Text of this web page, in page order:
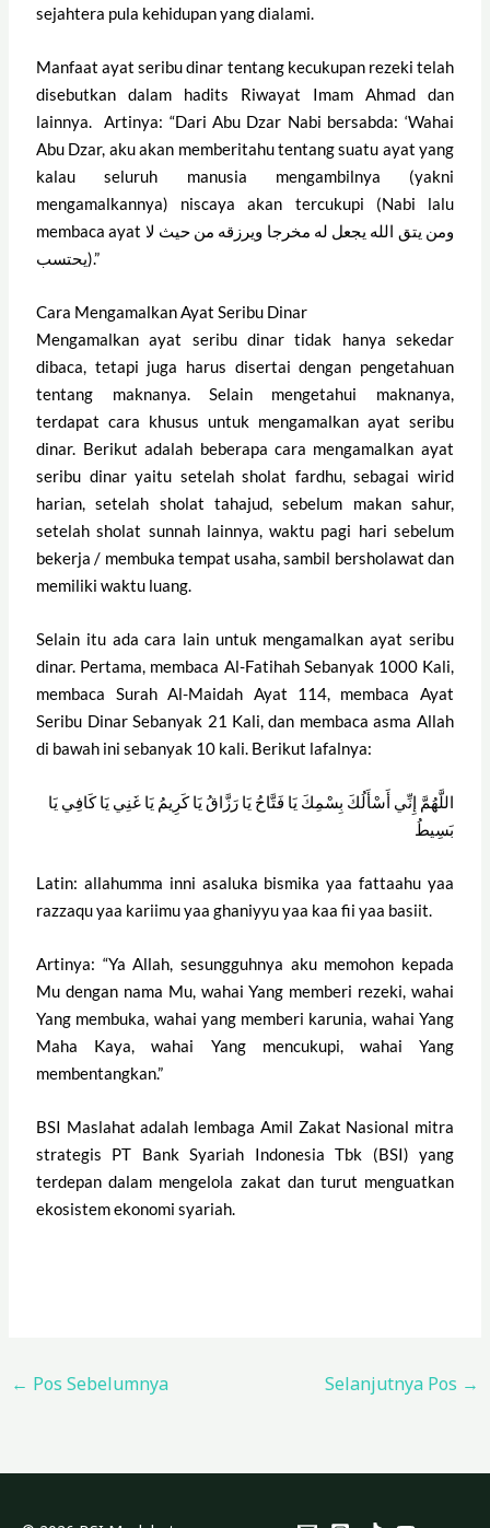
sejahtera pula kehidupan yang dialami.
Manfaat ayat seribu dinar tentang kecukupan rezeki telah
disebutkan dalam hadits Riwayat Imam Ahmad dan
lainnya. Artinya: “Dari Abu Dzar Nabi bersabda: ‘Wahai
Abu Dzar, aku akan memberitahu tentang suatu ayat yang
kalau seluruh manusia mengambilnya (yakni
mengamalkannya) niscaya akan tercukupi (Nabi lalu
membaca ayat ومن يتق الله يجعل له مخرجا ويرزقه من حيث لا
يحتسب).”
Cara Mengamalkan Ayat Seribu Dinar
Mengamalkan ayat seribu dinar tidak hanya sekedar
dibaca, tetapi juga harus disertai dengan pengetahuan
tentang maknanya. Selain mengetahui maknanya,
terdapat cara khusus untuk mengamalkan ayat seribu
dinar. Berikut adalah beberapa cara mengamalkan ayat
seribu dinar yaitu setelah sholat fardhu, sebagai wirid
harian, setelah sholat tahajud, sebelum makan sahur,
setelah sholat sunnah lainnya, waktu pagi hari sebelum
bekerja / membuka tempat usaha, sambil bersholawat dan
memiliki waktu luang.
Selain itu ada cara lain untuk mengamalkan ayat seribu
dinar. Pertama, membaca Al-Fatihah Sebanyak 1000 Kali,
membaca Surah Al-Maidah Ayat 114, membaca Ayat
Seribu Dinar Sebanyak 21 Kali, dan membaca asma Allah
di bawah ini sebanyak 10 kali. Berikut lafalnya:
اللَّهُمَّ إِنِّي أَسْأَلُكَ بِسْمِكَ يَا فَتَّاحُ يَا رَزَّاقُ يَا كَرِيمُ يَا غَنِي يَا كَافِي يَا
بَسِيطُ
Latin: allahumma inni asaluka bismika yaa fattaahu yaa
razzaqu yaa kariimu yaa ghaniyyu yaa kaa fii yaa basiit.
Artinya: “Ya Allah, sesungguhnya aku memohon kepada
Mu dengan nama Mu, wahai Yang memberi rezeki, wahai
Yang membuka, wahai yang memberi karunia, wahai Yang
Maha Kaya, wahai Yang mencukupi, wahai Yang
membentangkan.”
BSI Maslahat adalah lembaga Amil Zakat Nasional mitra
strategis PT Bank Syariah Indonesia Tbk (BSI) yang
terdepan dalam mengelola zakat dan turut menguatkan
ekosistem ekonomi syariah.
← Pos Sebelumnya Selanjutnya Pos →